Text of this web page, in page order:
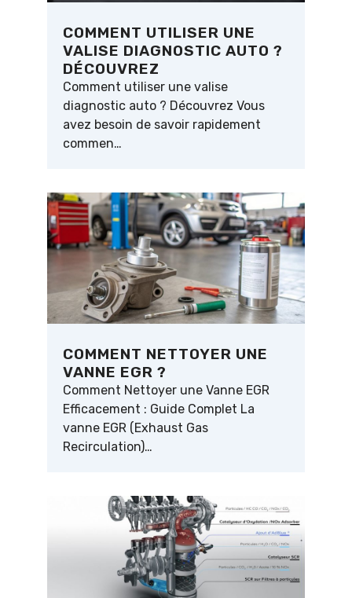
COMMENT UTILISER UNE
VALISE DIAGNOSTIC AUTO ?
DÉCOUVREZ
Comment utiliser une valise
diagnostic auto ? Découvrez Vous
avez besoin de savoir rapidement
commen…
COMMENT NETTOYER UNE
VANNE EGR ?
Comment Nettoyer une Vanne EGR
Efficacement : Guide Complet La
vanne EGR (Exhaust Gas
Recirculation)…